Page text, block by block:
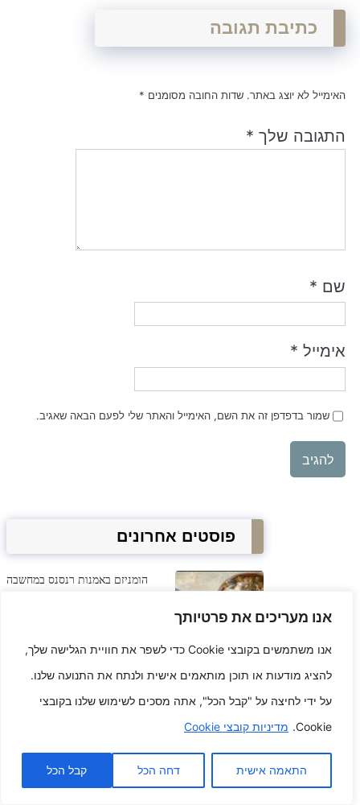
אנו מעריכים את פרטיותך
אנו משתמשים בקובצי Cookie כדי לשפר את חוויית הגלישה שלך,
להציג מודעות או תוכן מותאמים אישית ולנתח את התנועה שלנו.
על ידי לחיצה על "קבל הכל", אתה מסכים לשימוש שלנו בקובצי
Cookie. מדיניות קובצי Cookie
התאמה אישית דחה הכל קבל הכל
כתיבת תגובה
האימייל לא יוצג באתר. שדות החובה מסומנים *
התגובה שלך *
שם *
אימייל *
שמור בדפדפן זה את השם, האימייל והאתר שלי לפעם הבאה שאגיב.
פוסטים אחרונים
הומניזם באמנות רנסנס במחשבה
מעבר
שיטות
למעורבות
Canvas Chronicles קעקועים